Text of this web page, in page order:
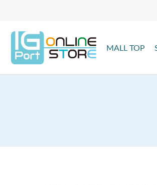
TRANSLATION MISSING:
MALL TOP